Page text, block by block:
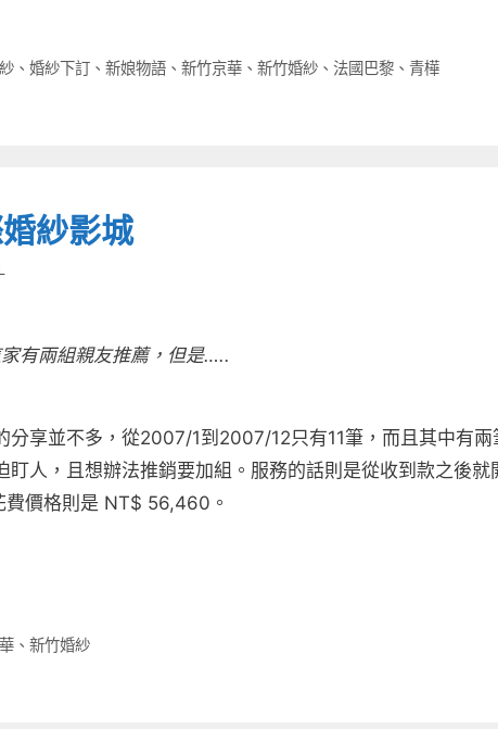
、 婚紗下訂、 新娘物語、 新竹京華、 新竹婚紗、 法國巴黎、 青樺
紗影城
有兩組親友推薦，但是…..
分享並不多，從2007/1到2007/12只有11筆，而且其中有
盯人，且想辦法推銷要加組。服務的話則是從收到款之後
價格則是 NT$ 56,460。
、 新竹婚紗